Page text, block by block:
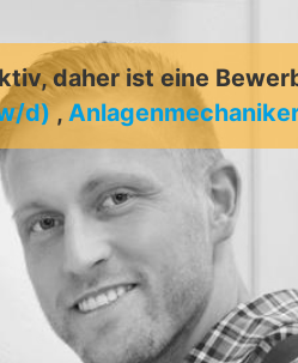
daher ist eine
d),